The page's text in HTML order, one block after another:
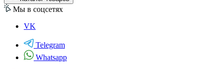
Мы в соцсетях
VK
Telegram
Whatsapp